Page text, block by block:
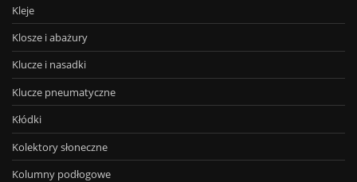
Kleje
Klosze i abażury
Klucze i nasadki
Klucze pneumatyczne
Kłódki
Kolektory słoneczne
Kolumny podłogowe